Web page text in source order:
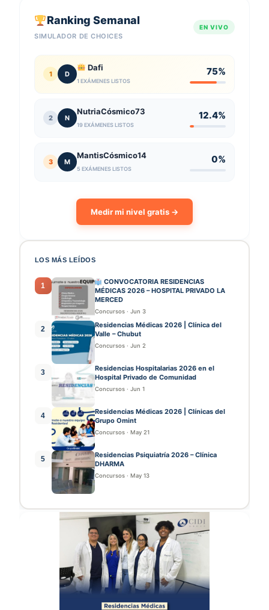
Ranking Semanal
SIMULADOR DE CHOICES
EN VIVO
1 D
Dafi
1 EXÁMENES LISTOS
75%
2 N
NutriaCósmico73
19 EXÁMENES LISTOS
12.4%
3 M
MantisCósmico14
5 EXÁMENES LISTOS
0%
Medir mi nivel gratis →
LOS MÁS LEÍDOS
1
CONVOCATORIA RESIDENCIAS
MÉDICAS 2026 – HOSPITAL PRIVADO LA
MERCED
Concursos · Jun 3
2
Residencias Médicas 2026 | Clínica del
Valle – Chubut
Concursos · Jun 2
3
Residencias Hospitalarias 2026 en el
Hospital Privado de Comunidad
Concursos · Jun 1
4
Residencias Médicas 2026 | Clínicas del
Grupo Omint
Concursos · May 21
5
Residencias Psiquiatría 2026 – Clínica
DHARMA
Concursos · May 13